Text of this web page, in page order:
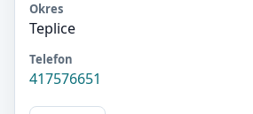
Okres
Teplice
Telefon
417576651